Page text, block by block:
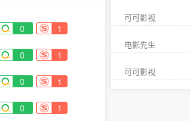
1
0
1
0
1
0
1
0
可可影视
电影先生
可可影视